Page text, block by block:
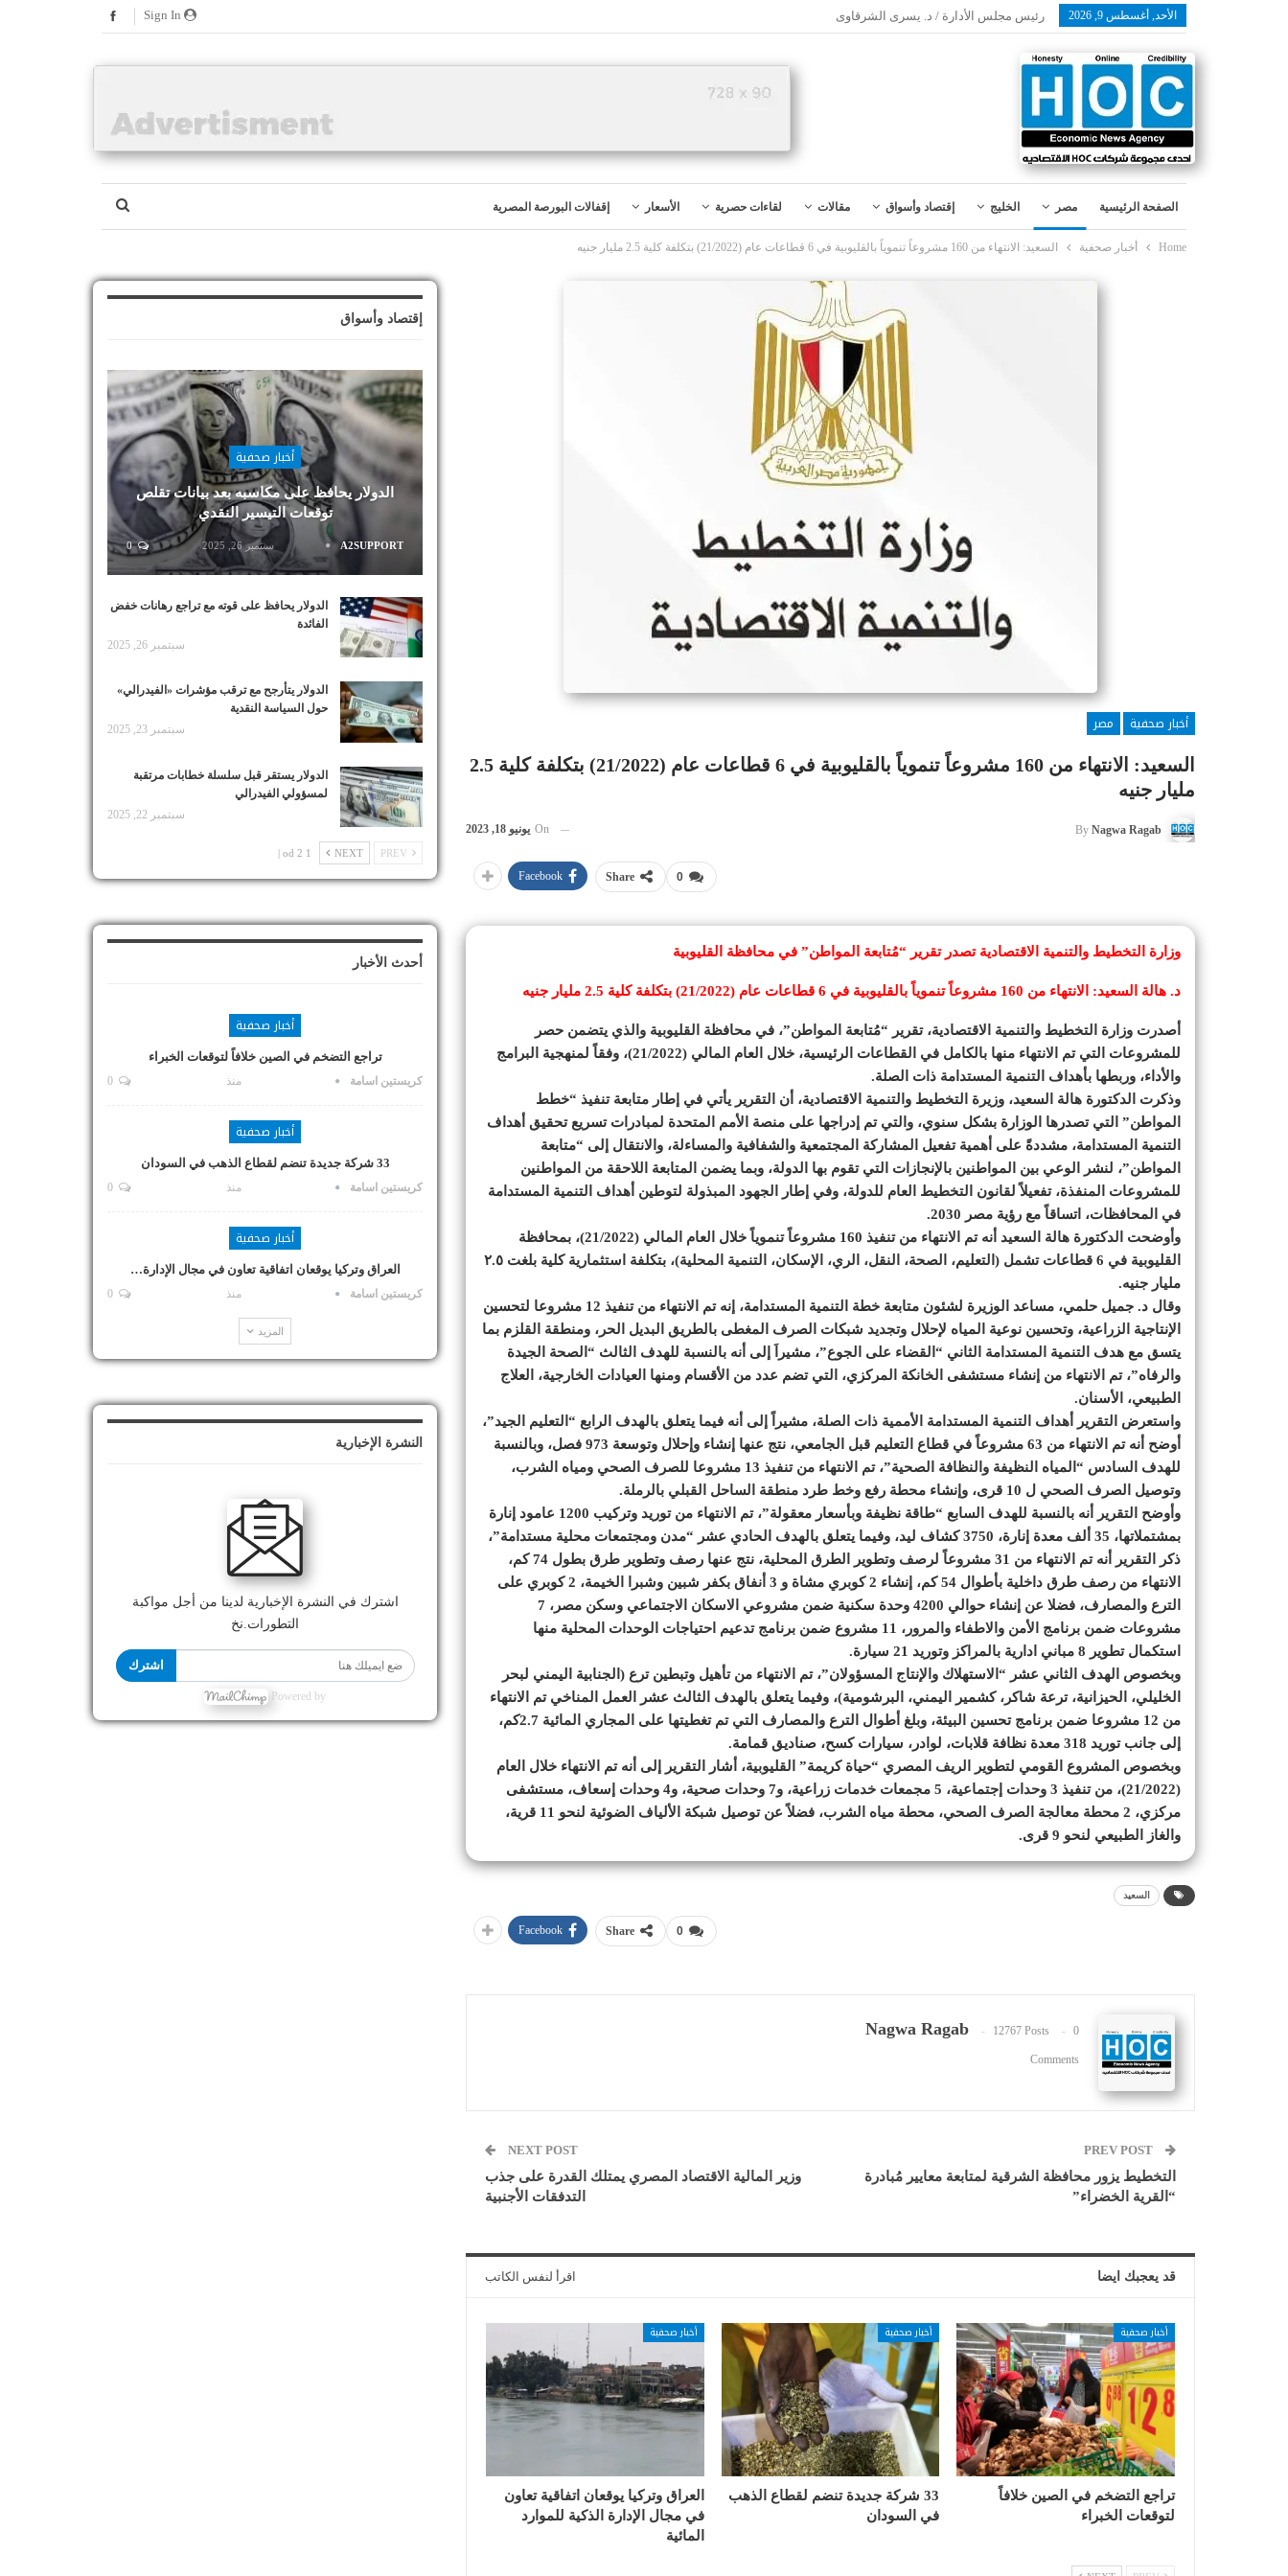
الأحد, أغسطس 9, 2026 رئيس مجلس الأدارة / د. يسرى الشرقاوى
الصفحة الرئيسية مصر الخليج إقتصاد وأسواق مقالات لقاءات حصرية الأسعار إقفالات البورصة المصرية
Home أخبار صحفية السعيد: الانتهاء من 160 مشروعاً تنموياً بالقليوبية في 6 قطاعات عام (21/2022) بتكلفة كلية 2.5 مليار جنيه
أخبار صحفية
مصر
السعيد: الانتهاء من 160 مشروعاً تنموياً بالقليوبية في 6 قطاعات عام (21/2022) بتكلفة كلية 2.5
مليار جنيه
By Nagwa Ragab
On يونيو 18, 2023
0
Share
Facebook
وزارة التخطيط والتنمية الاقتصادية تصدر تقرير “مُتابعة المواطن” في محافظة القليوبية
د. هالة السعيد: الانتهاء من 160 مشروعاً تنموياً بالقليوبية في 6 قطاعات عام (21/2022) بتكلفة كلية 2.5 مليار جنيه
أصدرت وزارة التخطيط والتنمية الاقتصادية، تقرير “مُتابعة المواطن”، في محافظة القليوبية والذي يتضمن حصر
للمشروعات التي تم الانتهاء منها بالكامل في القطاعات الرئيسية، خلال العام المالي (21/2022)، وفقاً لمنهجية البرامج
والأداء، وربطها بأهداف التنمية المستدامة ذات الصلة.
وذكرت الدكتورة هالة السعيد، وزيرة التخطيط والتنمية الاقتصادية، أن التقرير يأتي في إطار متابعة تنفيذ “خطط
المواطن” التي تصدرها الوزارة بشكل سنوي، والتي تم إدراجها على منصة الأمم المتحدة لمبادرات تسريع تحقيق أهداف
التنمية المستدامة، مشددةً على أهمية تفعيل المشاركة المجتمعية والشفافية والمساءلة، والانتقال إلى “متابعة
المواطن”، لنشر الوعي بين المواطنين بالإنجازات التي تقوم بها الدولة، وبما يضمن المتابعة اللاحقة من المواطنين
للمشروعات المنفذة، تفعيلاً لقانون التخطيط العام للدولة، وفي إطار الجهود المبذولة لتوطين أهداف التنمية المستدامة
في المحافظات، اتساقاً مع رؤية مصر 2030.
وأوضحت الدكتورة هالة السعيد أنه تم الانتهاء من تنفيذ 160 مشروعاً تنموياً خلال العام المالي (21/2022)، بمحافظة
القليوبية في 6 قطاعات تشمل (التعليم، الصحة، النقل، الري، الإسكان، التنمية المحلية)، بتكلفة استثمارية كلية بلغت ٢.٥
مليار جنيه.
وقال د. جميل حلمي، مساعد الوزيرة لشئون متابعة خطة التنمية المستدامة، إنه تم الانتهاء من تنفيذ 12 مشروعا لتحسين
الإنتاجية الزراعية، وتحسين نوعية المياه لإحلال وتجديد شبكات الصرف المغطى بالطريق البديل الحر، ومنطقة القلزم بما
يتسق مع هدف التنمية المستدامة الثاني “القضاء على الجوع”، مشيراَ إلى أنه بالنسبة للهدف الثالث “الصحة الجيدة
والرفاه”، تم الانتهاء من إنشاء مستشفى الخانكة المركزي، التي تضم عدد من الأقسام ومنها العيادات الخارجية، العلاج
الطبيعي، الأسنان.
واستعرض التقرير أهداف التنمية المستدامة الأممية ذات الصلة، مشيراً إلى أنه فيما يتعلق بالهدف الرابع “التعليم الجيد”،
أوضح أنه تم الانتهاء من 63 مشروعاً في قطاع التعليم قبل الجامعي، نتج عنها إنشاء وإحلال وتوسعة 973 فصل، وبالنسبة
للهدف السادس “المياه النظيفة والنظافة الصحية”، تم الانتهاء من تنفيذ 13 مشروعا للصرف الصحي ومياه الشرب،
وتوصيل الصرف الصحي ل 10 قرى، وإنشاء محطة رفع وخط طرد منطقة الساحل القبلي بالرملة.
وأوضح التقرير أنه بالنسبة للهدف السابع “طاقة نظيفة وبأسعار معقولة”، تم الانتهاء من توريد وتركيب 1200 عامود إنارة
بمشتملاتها، 35 ألف معدة إنارة، 3750 كشاف ليد، وفيما يتعلق بالهدف الحادي عشر “مدن ومجتمعات محلية مستدامة”،
ذكر التقرير أنه تم الانتهاء من 31 مشروعاً لرصف وتطوير الطرق المحلية، نتج عنها رصف وتطوير طرق بطول 74 كم،
الانتهاء من رصف طرق داخلية بأطوال 54 كم، إنشاء 2 كوبري مشاة و 3 أنفاق بكفر شبين وشبرا الخيمة، 2 كوبري على
الترع والمصارف، فضلا عن إنشاء حوالي 4200 وحدة سكنية ضمن مشروعي الاسكان الاجتماعي وسكن مصر، 7
مشروعات ضمن برنامج الأمن والاطفاء والمرور، 11 مشروع ضمن برنامج تدعيم احتياجات الوحدات المحلية منها
استكمال تطوير 8 مباني ادارية بالمراكز وتوريد 21 سيارة.
وبخصوص الهدف الثاني عشر “الاستهلاك والإنتاج المسؤولان”، تم الانتهاء من تأهيل وتبطين ترع (الجنابية اليمني لبحر
الخليلي، الحيزانية، ترعة شاكر، كشمير اليمني، البرشومية)، وفيما يتعلق بالهدف الثالث عشر العمل المناخي تم الانتهاء
من 12 مشروعا ضمن برنامج تحسين البيئة، وبلغ أطوال الترع والمصارف التي تم تغطيتها على المجاري المائية 2.7كم،
إلى جانب توريد 318 معدة نظافة قلابات، لوادر، سيارات كسح، صناديق قمامة.
وبخصوص المشروع القومي لتطوير الريف المصري “حياة كريمة” القليوبية، أشار التقرير إلى أنه تم الانتهاء خلال العام
(21/2022)، من تنفيذ 3 وحدات إجتماعية، 5 مجمعات خدمات زراعية، و7 وحدات صحية، و4 وحدات إسعاف، مستشفى
مركزي، 2 محطة معالجة الصرف الصحي، محطة مياه الشرب، فضلاً عن توصيل شبكة الألياف الضوئية لنحو 11 قرية،
والغاز الطبيعي لنحو 9 قرى.
السعيد
0
Share
Facebook
Nagwa Ragab 12767 Posts 0
Comments
التخطيط يزور محافظة الشرقية لمتابعة معايير مُبادرة
“القرية الخضراء”
NEXT POST
وزير المالية الاقتصاد المصري يمتلك القدرة على جذب
التدفقات الأجنبية
قد يعجبك ايضا اقرأ لنفس الكاتب
أخبار صحفية
تراجع التضخم في الصين خلافاً
لتوقعات الخبراء
أخبار صحفية
33 شركة جديدة تنضم لقطاع الذهب
في السودان
أخبار صحفية
العراق وتركيا يوقعان اتفاقية تعاون
في مجال الإدارة الذكية للموارد
المائية
إقتصاد وأسواق
أخبار صحفية
الدولار يحافظ على مكاسبه بعد بيانات تقلص
توقعات التيسير النقدي
A2SUPPORT سبتمبر 26, 2025 0
الدولار يحافظ على قوته مع تراجع رهانات خفض
الفائدة
سبتمبر 26, 2025
الدولار يتأرجح مع ترقب مؤشرات «الفيدرالي»
حول السياسة النقدية
سبتمبر 23, 2025
الدولار يستقر قبل سلسلة خطابات مرتقبة
لمسؤولي الفيدرالي
سبتمبر 22, 2025
NEXT
1 od 2 |
أحدث الأخبار
أخبار صحفية
تراجع التضخم في الصين خلافاً لتوقعات الخبراء
كريستين اسامة منذ
أخبار صحفية
33 شركة جديدة تنضم لقطاع الذهب في السودان
كريستين اسامة منذ
أخبار صحفية
العراق وتركيا يوقعان اتفاقية تعاون في مجال الإدارة…
كريستين اسامة منذ
المزيد
النشرة الإخبارية
اشترك في النشرة الإخبارية لدينا من أجل مواكبة
التطورات.نخ
اشترك
Powered by